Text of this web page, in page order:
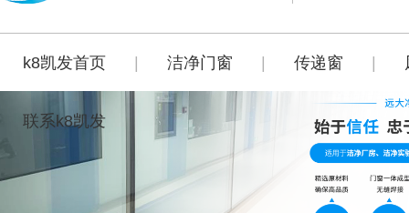
k8凯发首页 洁净门窗 传递窗
联系k8凯发